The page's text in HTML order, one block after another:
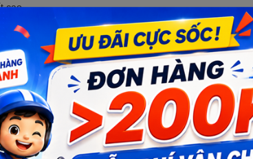
cao.
(RC Car), tàu thuyền RC và Drone FPV.
các thiết bị chạy pin.
Motor), biến tần và bộ điều khiển công suất.
lượng mặt trời, pin dự phòng và lưu trữ năng lượng.
phòng thí nghiệm, nghiên cứu và phát triển sản phẩm.
– sinh viên và các dự án STEM, Robotics.
và tăng độ an toàn cho hệ thống truyền tải điện.